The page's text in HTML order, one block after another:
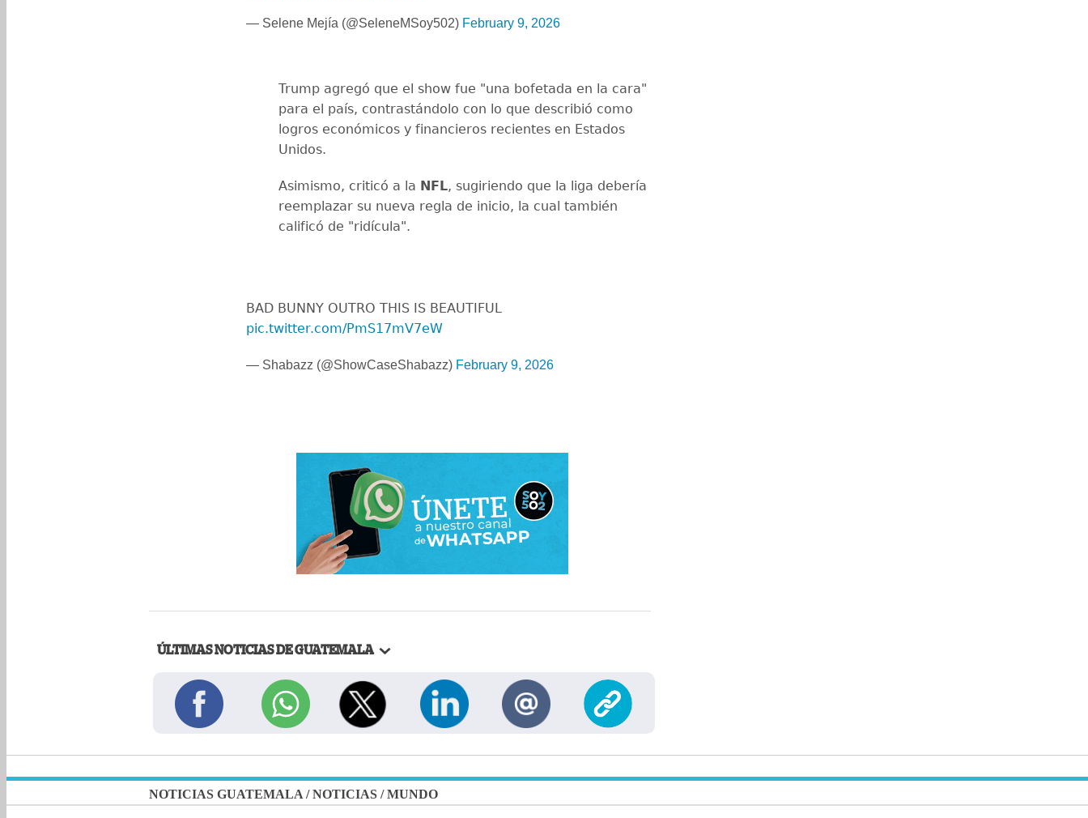
— Selene Mejía (@SeleneMSoy502) February 9, 2026
Trump agregó que el show fue "una bofetada en la cara"
para el país, contrastándolo con lo que describió como
logros económicos y financieros recientes en Estados
Unidos.
Asimismo, criticó a la NFL, sugiriendo que la liga debería
reemplazar su nueva regla de inicio, la cual también
calificó de "ridícula".
BAD BUNNY OUTRO THIS IS BEAUTIFUL
pic.twitter.com/PmS17mV7eW
— Shabazz (@ShowCaseShabazz) February 9, 2026
ÚLTIMAS NOTICIAS DE GUATEMALA
NOTICIAS GUATEMALA /NOTICIAS /MUNDO